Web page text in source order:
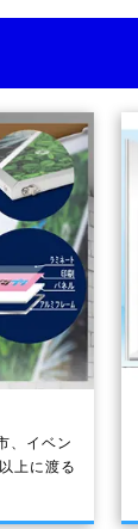
、イベン
上に渡る